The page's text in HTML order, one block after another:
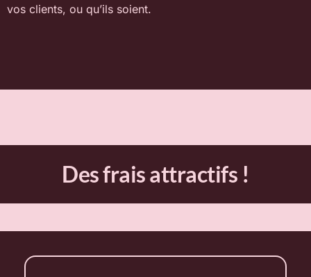
vos clients, ou qu’ils soient.
Des frais attractifs !